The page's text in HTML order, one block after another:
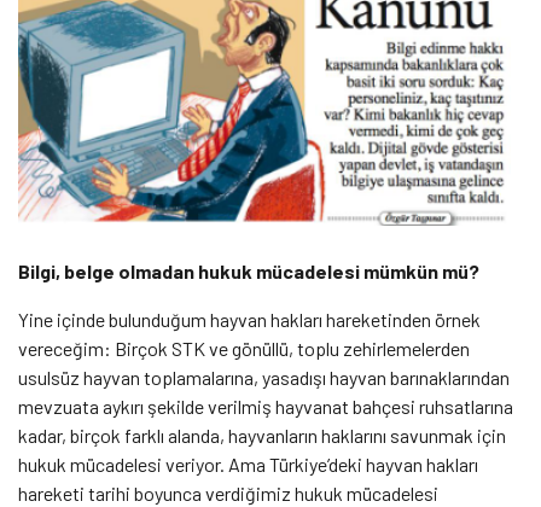
Bilgi, belge olmadan hukuk mücadelesi mümkün mü?
Yine içinde bulunduğum hayvan hakları hareketinden örnek
vereceğim: Birçok STK ve gönüllü, toplu zehirlemelerden
usulsüz hayvan toplamalarına, yasadışı hayvan barınaklarından
mevzuata aykırı şekilde verilmiş hayvanat bahçesi ruhsatlarına
kadar, birçok farklı alanda, hayvanların haklarını savunmak için
hukuk mücadelesi veriyor. Ama Türkiye’deki hayvan hakları
hareketi tarihi boyunca verdiğimiz hukuk mücadelesi